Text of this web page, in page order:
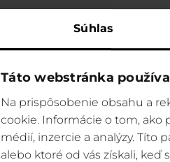
Súhlas
Táto webstránka
Na prispôsobenie obsahu a
cookie. Informácie o tom, ako
médií, inzercie a analýzy.
alebo ktoré od vás získali, keď